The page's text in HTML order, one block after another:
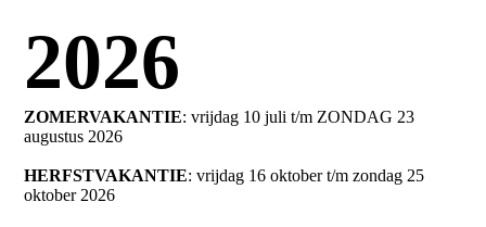
2026
ZOMERVAKANTIE: vrijdag 10 juli t/m ZONDAG 23
augustus 2026
HERFSTVAKANTIE: vrijdag 16 oktober t/m zondag 25
oktober 2026